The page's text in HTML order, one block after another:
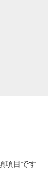
項目です